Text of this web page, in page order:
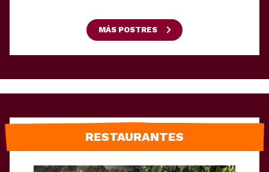
MÁS POSTRES
RESTAURANTES